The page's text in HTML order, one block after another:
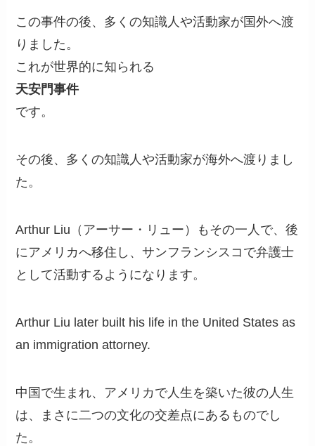
この事件の後、多くの知識人や活動家が国外へ渡
りました。
これが世界的に知られる
天安門事件
です。
その後、多くの知識人や活動家が海外へ渡りまし
た。
Arthur Liu（アーサー・リュー）もその一人で、後
にアメリカへ移住し、サンフランシスコで弁護士
として活動するようになります。
Arthur Liu later built his life in the United States as
an immigration attorney.
中国で生まれ、アメリカで人生を築いた彼の人生
は、まさに二つの文化の交差点にあるものでし
た。